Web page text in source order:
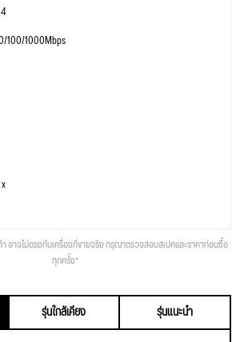
100/1000Mbps
อาจไม่ตรงกับเครื่องที่ขายจริง กรุณาตรวจสอบสเปคและราคาก่อนซื้อ
ทุกครั้ง*
รุ่นใกล้เคียง
รุ่นแนะนำ